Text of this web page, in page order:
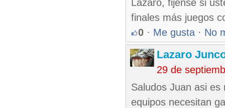
Lazaro, fijense si
finales más juegos
0 · Me gusta · No
Lazaro
29 de
Saludos Juan asi
equipos necesitan